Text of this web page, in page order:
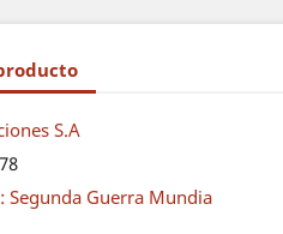
S.A
Segunda Guerra Mundia